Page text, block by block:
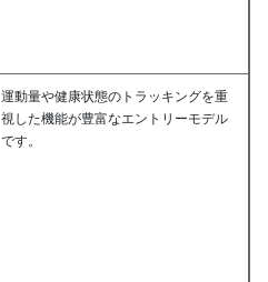
運動量や健康状態のトラッキングを重
視した機能が豊富なエントリーモデル
です。